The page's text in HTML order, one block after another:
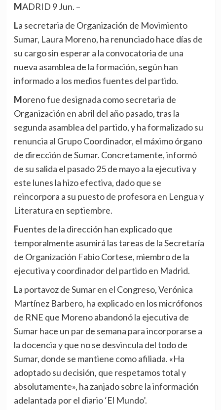
MADRID 9 Jun. –
La secretaria de Organización de Movimiento
Sumar, Laura Moreno, ha renunciado hace días de
su cargo sin esperar a la convocatoria de una
nueva asamblea de la formación, según han
informado a los medios fuentes del partido.
Moreno fue designada como secretaria de
Organización en abril del año pasado, tras la
segunda asamblea del partido, y ha formalizado su
renuncia al Grupo Coordinador, el máximo órgano
de dirección de Sumar. Concretamente, informó
de su salida el pasado 25 de mayo a la ejecutiva y
este lunes la hizo efectiva, dado que se
reincorpora a su puesto de profesora en Lengua y
Literatura en septiembre.
Fuentes de la dirección han explicado que
temporalmente asumirá las tareas de la Secretaría
de Organización Fabio Cortese, miembro de la
ejecutiva y coordinador del partido en Madrid.
La portavoz de Sumar en el Congreso, Verónica
Martínez Barbero, ha explicado en los micrófonos
de RNE que Moreno abandonó la ejecutiva de
Sumar hace un par de semana para incorporarse a
la docencia y que no se desvincula del todo de
Sumar, donde se mantiene como afiliada. «Ha
adoptado su decisión, que respetamos total y
absolutamente», ha zanjado sobre la información
adelantada por el diario ‘El Mundo’.